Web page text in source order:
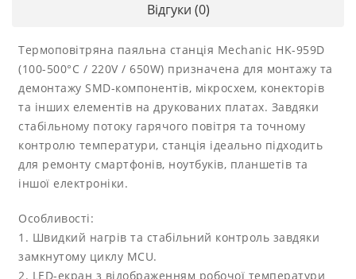
Відгуки (0)
Термоповітряна паяльна станція Mechanic HK-959D
(100-500°C / 220V / 650W) призначена для монтажу та
демонтажу SMD-компонентів, мікросхем, конекторів
та інших елементів на друкованих платах. Завдяки
стабільному потоку гарячого повітря та точному
контролю температури, станція ідеально підходить
для ремонту смартфонів, ноутбуків, планшетів та
іншої електроніки.
Особливості:
1. Швидкий нагрів та стабільний контроль завдяки
замкнутому циклу MCU.
2. LED-екран з відображенням робочої температури